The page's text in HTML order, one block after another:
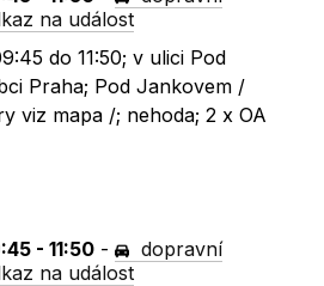
na událost
do 11:50; v ulici Pod
Praha; Pod Jankovem /
viz mapa /; nehoda; 2 x OA
- 11:50 -
dopravní
na událost